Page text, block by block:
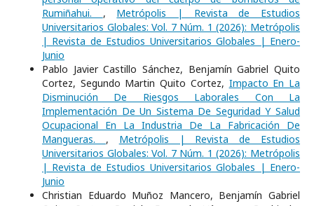
Rumiñahui. , Metrópolis | Revista de Estudios
Universitarios Globales: Vol. 7 Núm. 1 (2026): Metrópolis
| Revista de Estudios Universitarios Globales | Enero-
Junio
Pablo Javier Castillo Sánchez, Benjamín Gabriel Quito
Cortez, Segundo Martin Quito Cortez, Impacto En La
Disminución De Riesgos Laborales Con La
Implementación De Un Sistema De Seguridad Y Salud
Ocupacional En La Industria De La Fabricación De
Mangueras. , Metrópolis | Revista de Estudios
Universitarios Globales: Vol. 7 Núm. 1 (2026): Metrópolis
| Revista de Estudios Universitarios Globales | Enero-
Junio
Christian Eduardo Muñoz Mancero, Benjamín Gabriel